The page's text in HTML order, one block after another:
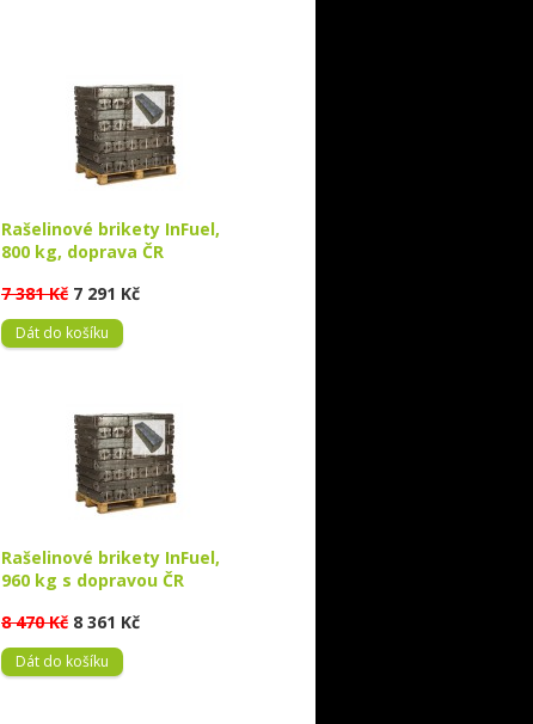
Rašelinové brikety InFuel,
800 kg, doprava ČR
7 381 Kč 7 291 Kč
Dát do košíku
Rašelinové brikety InFuel,
960 kg s dopravou ČR
8 470 Kč 8 361 Kč
Dát do košíku